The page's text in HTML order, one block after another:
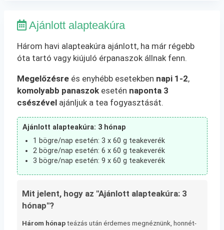
Ajánlott alapteakúra
Három havi alapteakúra ajánlott, ha már régebb
óta tartó vagy kiújuló érpanaszok állnak fenn.
Megelőzésreés enyhébb esetekben napi 1-2,
komolyabb panaszokesetén naponta 3
csészévelajánljuk a tea fogyasztását.
Ajánlott alapteakúra: 3 hónap
1 bögre/nap esetén: 3 x 60 g teakeverék
2 bögre/nap esetén: 6 x 60 g teakeverék
3 bögre/nap esetén: 9 x 60 g teakeverék
Mit jelent, hogy az "Ajánlott alapteakúra: 3
hónap"?
Három hónapteázás után érdemes megnéznünk, honnét-